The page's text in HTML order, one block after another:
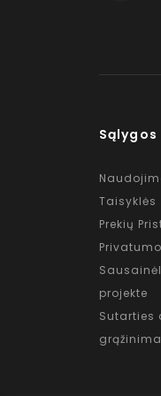
Sąlygos
Taisyklės
Prekių
projekte
Sutarties